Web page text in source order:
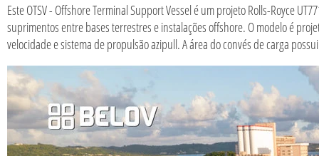
Este OTSV - Offshore Terminal Support Vessel é um projeto Rolls-Royce
suprimentos entre bases terrestres e instalações offshore. O modelo é
velocidade e sistema de propulsão azipull. A área do convés de carga